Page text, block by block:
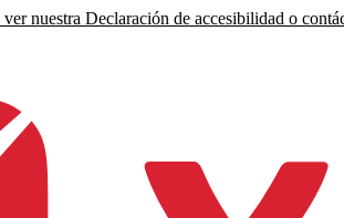
nuestra Declaración de accesibilidad o